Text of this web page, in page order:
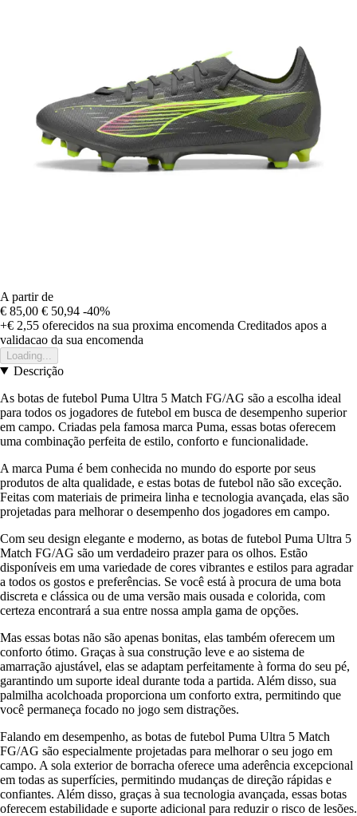
A partir de
€ 85,00 € 50,94 -40%
+€ 2,55 oferecidos na sua proxima encomenda Creditados apos a
validacao da sua encomenda
Loading...
Descrição
As botas de futebol Puma Ultra 5 Match FG/AG são a escolha ideal
para todos os jogadores de futebol em busca de desempenho superior
em campo. Criadas pela famosa marca Puma, essas botas oferecem
uma combinação perfeita de estilo, conforto e funcionalidade.
A marca Puma é bem conhecida no mundo do esporte por seus
produtos de alta qualidade, e estas botas de futebol não são exceção.
Feitas com materiais de primeira linha e tecnologia avançada, elas são
projetadas para melhorar o desempenho dos jogadores em campo.
Com seu design elegante e moderno, as botas de futebol Puma Ultra 5
Match FG/AG são um verdadeiro prazer para os olhos. Estão
disponíveis em uma variedade de cores vibrantes e estilos para agradar
a todos os gostos e preferências. Se você está à procura de uma bota
discreta e clássica ou de uma versão mais ousada e colorida, com
certeza encontrará a sua entre nossa ampla gama de opções.
Mas essas botas não são apenas bonitas, elas também oferecem um
conforto ótimo. Graças à sua construção leve e ao sistema de
amarração ajustável, elas se adaptam perfeitamente à forma do seu pé,
garantindo um suporte ideal durante toda a partida. Além disso, sua
palmilha acolchoada proporciona um conforto extra, permitindo que
você permaneça focado no jogo sem distrações.
Falando em desempenho, as botas de futebol Puma Ultra 5 Match
FG/AG são especialmente projetadas para melhorar o seu jogo em
campo. A sola exterior de borracha oferece uma aderência excepcional
em todas as superfícies, permitindo mudanças de direção rápidas e
confiantes. Além disso, graças à sua tecnologia avançada, essas botas
oferecem estabilidade e suporte adicional para reduzir o risco de lesões.